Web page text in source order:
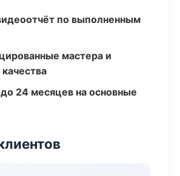
по выполненным
мастера и
до 24 месяцев на основные